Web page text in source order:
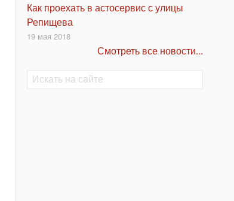
Как проехать в астосервис с улицы
Репищева
19 мая 2018
Смотреть все новости...
Поиск
Поиск